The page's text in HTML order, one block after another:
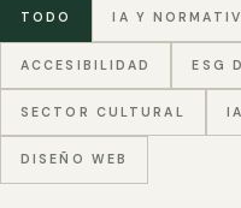
TODO IA Y
ACCESIBILIDAD ESG
SECTOR CULTURAL
DISEÑO WEB